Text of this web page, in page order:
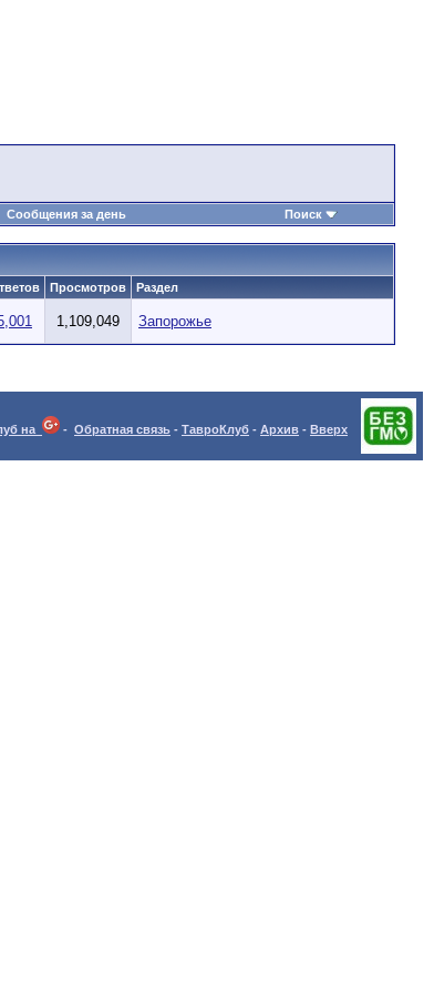
Сообщения за день Поиск
Просмотров Раздел
1,109,049 Запорожье
на - Обратная связь - ТавроКлуб - Архив - Вверх